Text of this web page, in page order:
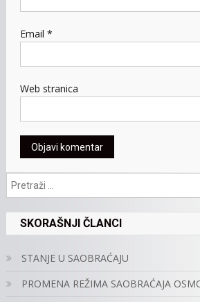
Email *
Web stranica
SKORAŠNJI ČLANCI
STANJE U SAOBRAĆAJU
PROMENA REŽIMA SAOBRAĆAJA